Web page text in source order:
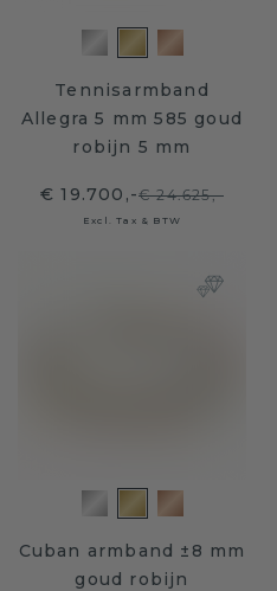
Tennisarmband
Allegra 5 mm 585 goud
robijn 5 mm
€ 19.700,-€ 24.625,-
Excl. Tax & BTW
Cuban armband ±8 mm
goud robijn